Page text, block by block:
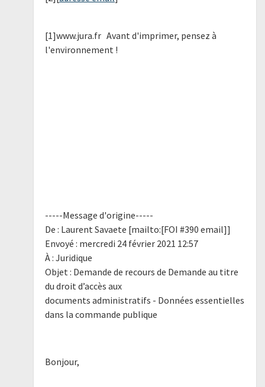
[1]www.jura.fr Avant d'imprimer, pensez à
l'environnement !
-----Message d'origine-----
De : Laurent Savaete [mailto:[FOI #390 email]]
Envoyé : mercredi 24 février 2021 12:57
À : Juridique
Objet : Demande de recours de Demande au titre
du droit d’accès aux
documents administratifs - Données essentielles
dans la commande publique
Bonjour,